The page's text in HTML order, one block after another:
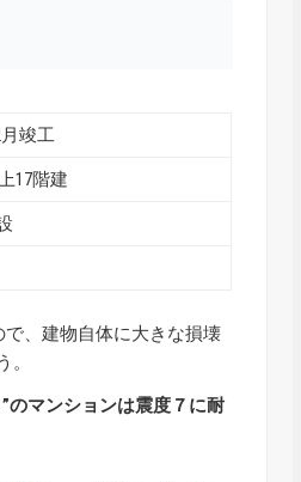
月竣工
17階建
、建物自体に大きな損壊
。
のマンションは震度７に耐